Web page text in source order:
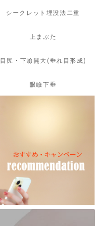
シークレット埋没法二重
上まぶた
目尻・下瞼開大(垂れ目形成)
眼瞼下垂